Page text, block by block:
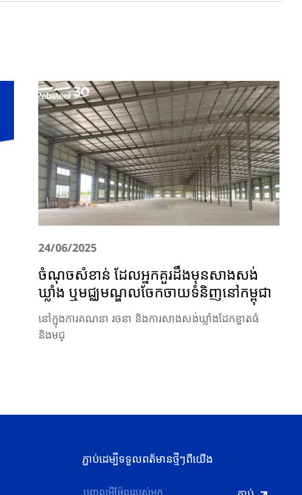
24/06/2025
ចំណុចសំខាន់ ដែលអ្នកគួរដឹងមុនសាងសង់
ឃ្លាំង ឬមជ្ឈមណ្ឌលចែកចាយទំនិញនៅកម្ពុជា
នៅក្នុងការគណនា រចនា និងការសាងសង់ឃ្លាំងដែកខ្នាតធំ
និងមជ្
ភ្ជាប់ដេម្បីទទួលពត័មានថ្មីៗពីយើង